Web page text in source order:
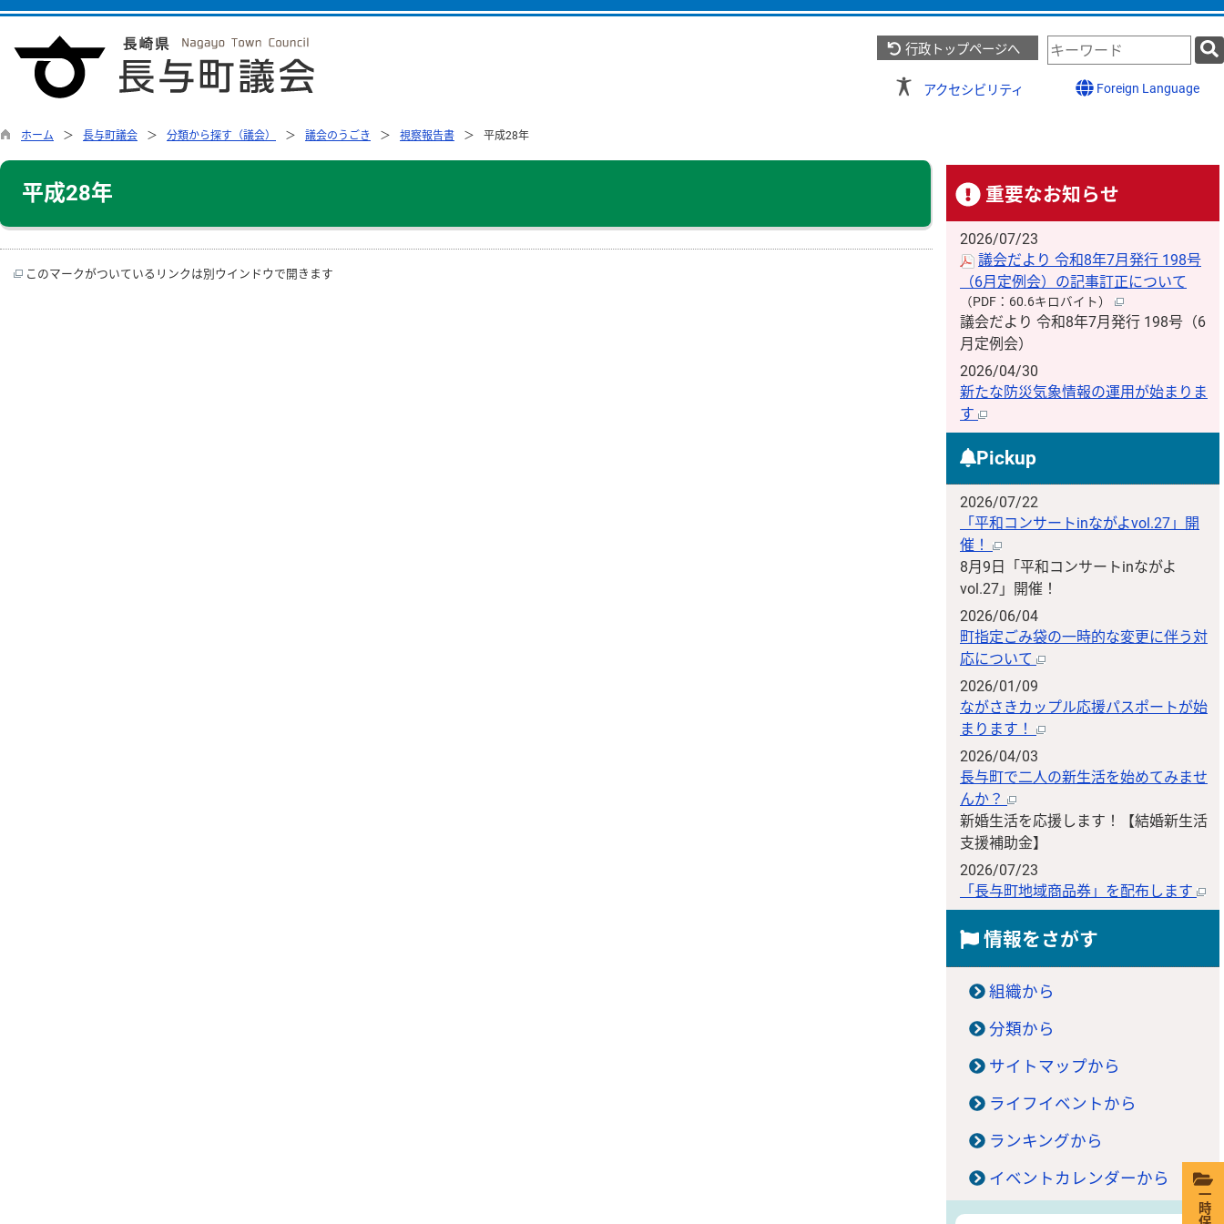
行政トップページへ
検
索
ド
アクセシビリティ Foreign Language
ホーム 長与町議会 分類から探す（議会） 議会のうごき 視察報告書 平成28年
平成28年
このマークがついているリンクは別ウインドウで開きます
重要なお知らせ
2026/07/23
議会だより 令和8年7月発行 198号
（6月定例会）の記事訂正について
（PDF：60.6キロバイト）
議会だより 令和8年7月発行 198号（6
月定例会）
2026/04/30
新たな防災気象情報の運用が始まりま
す
Pickup
2026/07/22
「平和コンサートinながよvol.27」開
催！
8月9日「平和コンサートinながよ
vol.27」開催！
2026/06/04
町指定ごみ袋の一時的な変更に伴う対
応について
2026/01/09
ながさきカップル応援パスポートが始
まります！
2026/04/03
長与町で二人の新生活を始めてみませ
んか？
新婚生活を応援します！【結婚新生活
支援補助金】
2026/07/23
「長与町地域商品券」を配布します
情報をさがす
組織から
分類から
サイトマップから
ライフイベントから
ランキングから
イベントカレンダーから